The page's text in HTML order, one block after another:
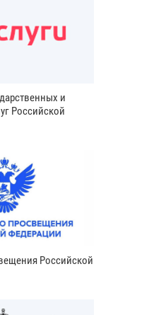
и
Российской
Российской